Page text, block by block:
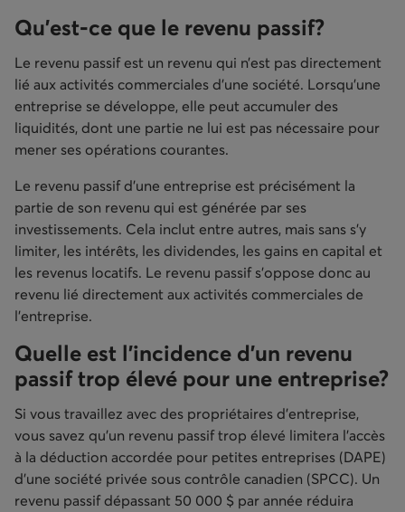
Qu’est-ce que le revenu passif?
Le revenu passif est un revenu qui n’est pas directement
lié aux activités commerciales d’une société. Lorsqu’une
entreprise se développe, elle peut accumuler des
liquidités, dont une partie ne lui est pas nécessaire pour
mener ses opérations courantes.
Le revenu passif d’une entreprise est précisément la
partie de son revenu qui est générée par ses
investissements. Cela inclut entre autres, mais sans s’y
limiter, les intérêts, les dividendes, les gains en capital et
les revenus locatifs. Le revenu passif s’oppose donc au
revenu lié directement aux activités commerciales de
l’entreprise.
Quelle est l’incidence d’un revenu
passif trop élevé pour une entreprise?
Si vous travaillez avec des propriétaires d’entreprise,
vous savez qu’un revenu passif trop élevé limitera l’accès
à la déduction accordée pour petites entreprises (DAPE)
d’une société privée sous contrôle canadien (SPCC). Un
revenu passif dépassant 50 000 $ par année réduira